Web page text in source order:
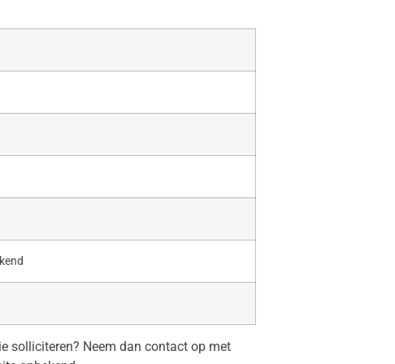
solliciteren? Neem dan contact op met